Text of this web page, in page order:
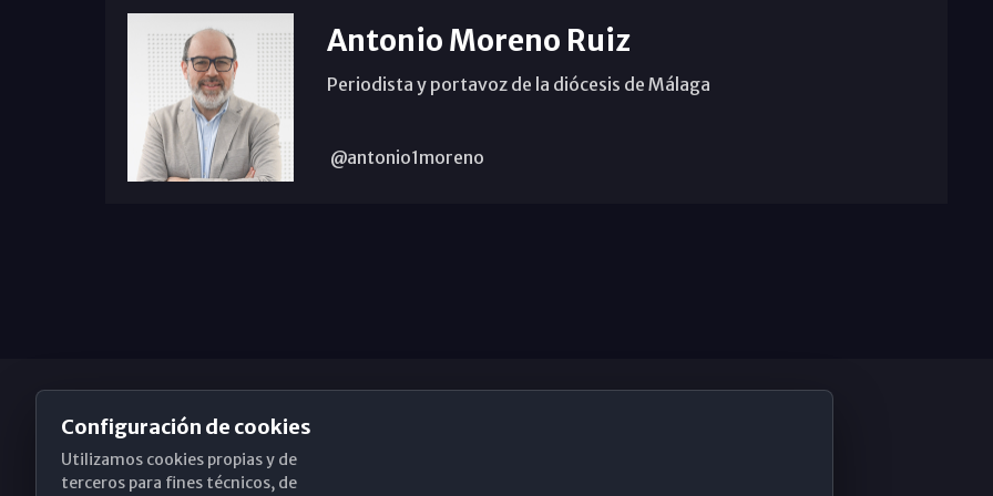
Antonio Moreno Ruiz
Periodista y portavoz de la diócesis de Málaga
@antonio1moreno
Obispado de Málaga
Configuración de cookies
Utilizamos cookies propias y de
terceros para fines técnicos, de